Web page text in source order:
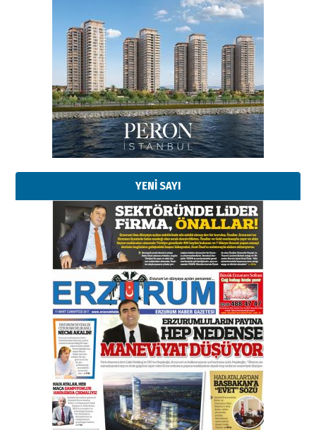
YENİ SAYI
Esat BİNDESEN
Başkan Sekmen’den Erzurum’a
bir vizyon proje daha!
02 Ağustos 2026 Pazar
Kadir SABUNCUOĞLU
Erzurumspor’un köşe taşları
29 Haziran 2026 Pazartesi
Kenan GÜLERCİ
Murat Şahsuvaroğlu ERKON’da
çıtayı yukarı taşırken,
yönetimdekiler aşağı
çekmemeli!
17 Şubat 2026 SalıOrhan BOZKURT
Bir fotoğraf, bir şehir, bir
gazeteci… Dizginler kimin
elinde?
31 Mart 2026 Salı
A. Berhan Yılmaz
BİR BÖLÜM DEĞİL, BİR ÖMÜR
SEÇİYORSUNUZ… “NEDEN
ATATÜRK ÜNİVERSİTESİ?”
28 Temmuz 2026 Salı
Ahmet Gökhan YAZICI
Ahmed Yesevi’den bir Alperen…
”Reisimiz” idi… Hakka yürüdü.!